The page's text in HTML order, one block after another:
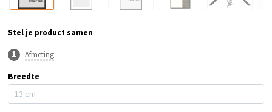
Stel je product samen
Afmeting
Breedte